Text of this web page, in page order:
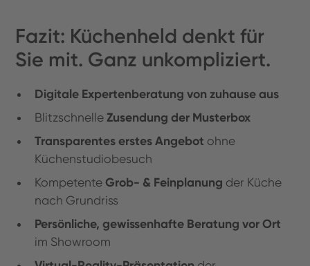
Fazit: Küchenheld denkt für
Sie mit. Ganz unkompliziert.
Digitale Expertenberatung von zuhause aus
BlitzschnelleZusendung der Musterbox
Transparentes erstes Angebot ohne
Küchenstudiobesuch
Kompetente Grob- & Feinplanung der Küche
nach Grundriss
Persönliche, gewissenhafte Beratung vor Ort
im Showroom